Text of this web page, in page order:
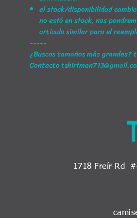
el stock/disponibilidad
no está en stock, nos
artículo similar para el
-----
¿Buscas tamaños más
Contacto
1718 Freír Rd